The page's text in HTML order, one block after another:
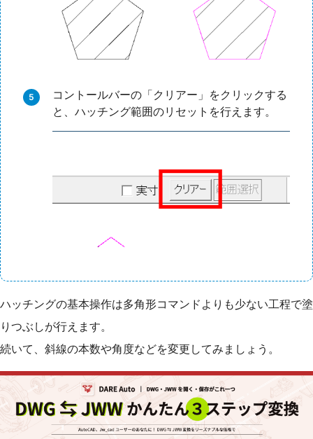
コントールバーの「クリアー」をクリックする
と、ハッチング範囲のリセットを行えます。
ハッチングの基本操作は多角形コマンドよりも少ない工程で塗
りつぶしが行えます。
続いて、斜線の本数や角度などを変更してみましょう。